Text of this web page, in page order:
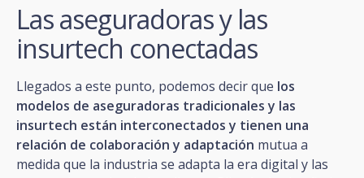
Las aseguradoras y las
insurtech conectadas
Llegados a este punto, podemos decir que los
modelos de aseguradoras tradicionales y las
insurtech están interconectados y tienen una
relación de colaboración y adaptación mutua a
medida que la industria se adapta la era digital y las